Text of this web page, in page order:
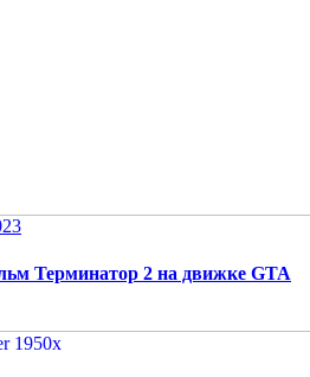
Терминатор 2 на движке GTA